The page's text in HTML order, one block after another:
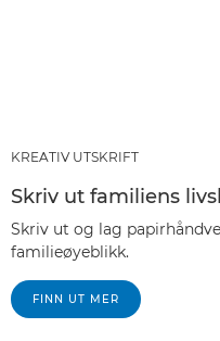
KREATIV UTSKRIFT
Skriv ut familiens
Skriv ut og lag
familieøyeblikk.
FINN UT MER